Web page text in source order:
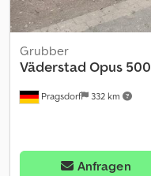
Pragsdorf 332 km
Grubber
Väderstad Opus 500
Anfragen